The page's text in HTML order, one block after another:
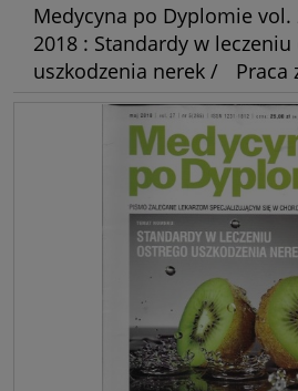
Medycyna po Dyplomie vol.
2018 : Standardy w
uszkodzenia nerek / Praca